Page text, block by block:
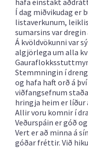
hafa einstakt
Í dag miðvikudag er
listaverkunum,
sumarsins var
Á kvöldvökunni var
algjörlega um alla
Stemmningin í
og hafa haft orð á
viðfangsefnum
hringja heim er líður
Allir voru komnir í
Veðurspáin er góð
Vert er að minna á
góðar fréttir. Við